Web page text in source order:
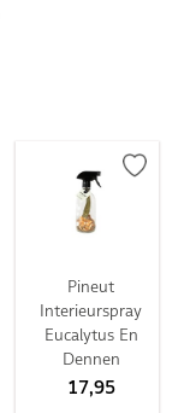
Pineut
Interieurspray
Eucalytus En
Dennen
17,95